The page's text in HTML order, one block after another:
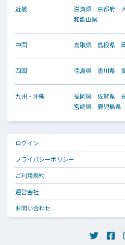
近畿 滋賀県 京都府
和歌山県
中国 鳥取県 島根県
四国 徳島県 香川県
九州・沖縄 福岡県 佐賀県
宮崎県
鹿児島県
ログイン
プライバシーポリシー
ご利用規約
運営会社
お問い合わせ